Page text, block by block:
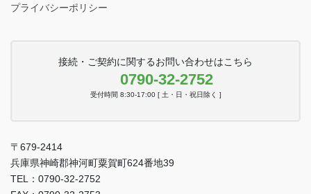
プライバシーポリシー
接続・ご契約に関するお問い合わせはこちら
0790-32-2752
受付時間 8:30-17:00 [ 土・日・祝日除く ]
〒679-2414
兵庫県神崎郡神河町粟賀町624番地39
TEL：0790-32-2752